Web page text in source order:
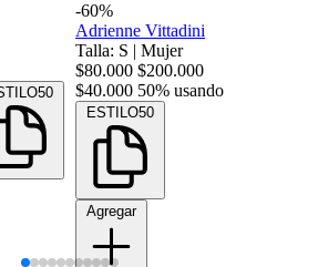
-60%
Adrienne Vittadini
Talla: S | Mujer
$80.000 $200.000
$40.000 50% usando
ESTILO50
Agregar